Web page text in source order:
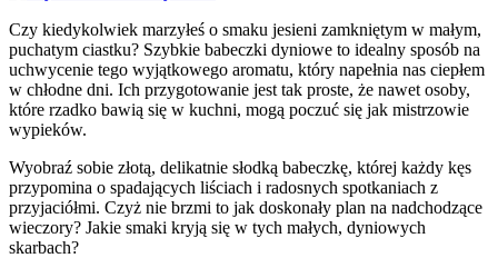
Czy kiedykolwiek marzyłeś o smaku jesieni zamkniętym w małym,
puchatym ciastku? Szybkie babeczki dyniowe to idealny sposób na
uchwycenie tego wyjątkowego aromatu, który napełnia nas ciepłem
w chłodne dni. Ich przygotowanie jest tak proste, że nawet osoby,
które rzadko bawią się w kuchni, mogą poczuć się jak mistrzowie
wypieków.
Wyobraź sobie złotą, delikatnie słodką babeczkę, której każdy kęs
przypomina o spadających liściach i radosnych spotkaniach z
przyjaciółmi. Czyż nie brzmi to jak doskonały plan na nadchodzące
wieczory? Jakie smaki kryją się w tych małych, dyniowych
skarbach?